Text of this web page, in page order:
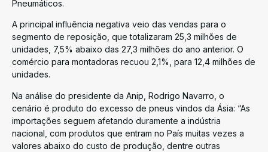
Pneumáticos.
A principal influência negativa veio das vendas para o
segmento de reposição, que totalizaram 25,3 milhões de
unidades, 7,5% abaixo das 27,3 milhões do ano anterior. O
comércio para montadoras recuou 2,1%, para 12,4 milhões de
unidades.
Na análise do presidente da Anip, Rodrigo Navarro, o
cenário é produto do excesso de pneus vindos da Ásia: “As
importações seguem afetando duramente a indústria
nacional, com produtos que entram no País muitas vezes a
valores abaixo do custo de produção, dentre outras